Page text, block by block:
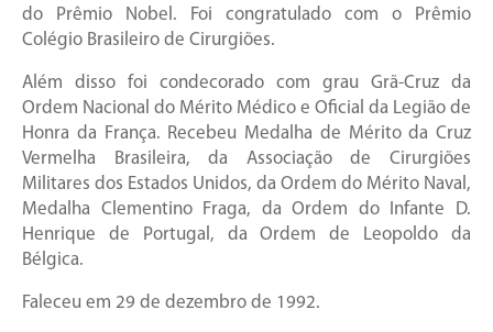
do Prêmio Nobel. Foi congratulado com o Prêmio
Colégio Brasileiro de Cirurgiões.
Além disso foi condecorado com grau Grã-Cruz da
Ordem Nacional do Mérito Médico e Oficial da Legião de
Honra da França. Recebeu Medalha de Mérito da Cruz
Vermelha Brasileira, da Associação de Cirurgiões
Militares dos Estados Unidos, da Ordem do Mérito Naval,
Medalha Clementino Fraga, da Ordem do Infante D.
Henrique de Portugal, da Ordem de Leopoldo da
Bélgica.
Faleceu em 29 de dezembro de 1992.